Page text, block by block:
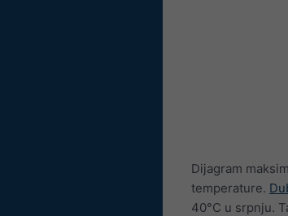
Dijagram
temperature.
40°C u srpnju.